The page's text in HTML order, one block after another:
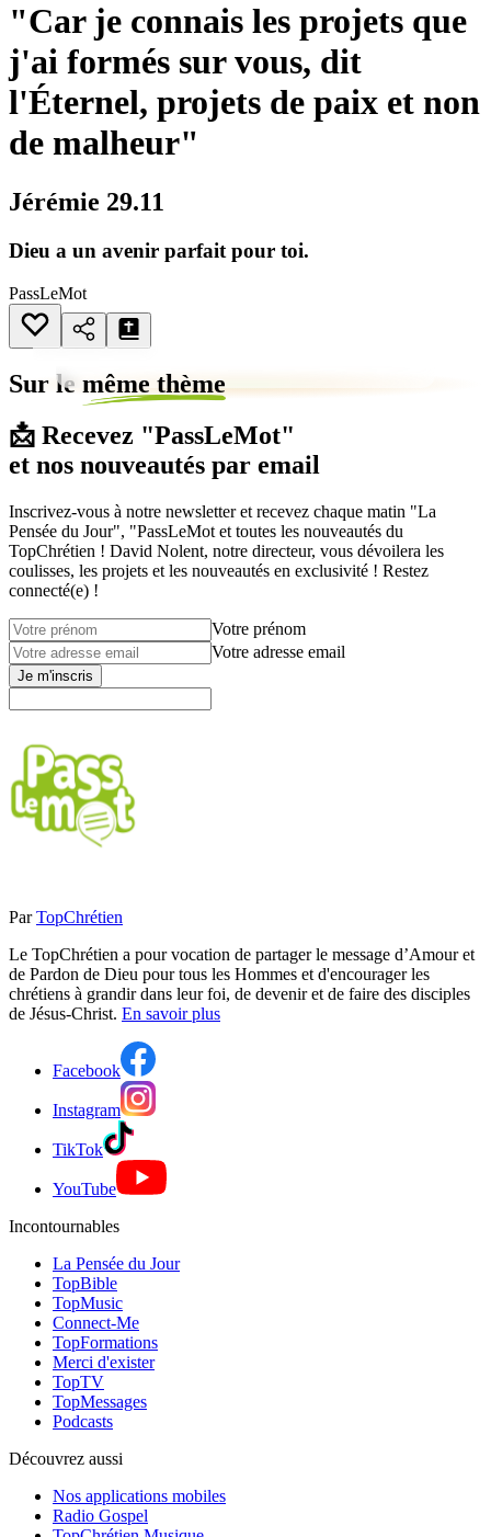
"Car je connais les projets que
j'ai formés sur vous, dit
l'Éternel, projets de paix et non
de malheur"
Jérémie 29.11
Dieu a un avenir parfait pour toi.
PassLeMot
Sur le même thème
📩 Recevez "PassLeMot"
et nos nouveautés par email
Inscrivez-vous à notre newsletter et recevez chaque matin "La
Pensée du Jour", "PassLeMot et toutes les nouveautés du
TopChrétien ! David Nolent, notre directeur, vous dévoilera les
coulisses, les projets et les nouveautés en exclusivité ! Restez
connecté(e) !
Votre prénom
Votre adresse email
Je m'inscris
Par TopChrétien
Le TopChrétien a pour vocation de partager le message d’Amour et
de Pardon de Dieu pour tous les Hommes et d'encourager les
chrétiens à grandir dans leur foi, de devenir et de faire des disciples
de Jésus-Christ. En savoir plus
Facebook
Instagram
TikTok
YouTube
Incontournables
La Pensée du Jour
TopBible
TopMusic
Connect-Me
TopFormations
Merci d'exister
TopTV
TopMessages
Podcasts
Découvrez aussi
Nos applications mobiles
Radio Gospel